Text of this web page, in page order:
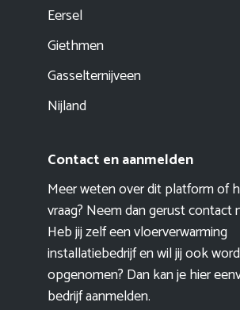
Eersel
Giethmen
Gasselternijveen
Nijland
Contact en aanmelden
Meer weten over dit platform of
vraag? Neem dan gerust contact
Heb jij zelf een vloerverwarming
installatiebedrijf en wil jij ook
opgenomen? Dan kan je hier
bedrijf aanmelden.